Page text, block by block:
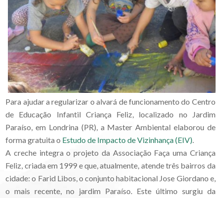
Para ajudar a regularizar o alvará de funcionamento do Centro
de Educação Infantil Criança Feliz, localizado no Jardim
Paraíso, em Londrina (PR), a Master Ambiental elaborou de
forma gratuita o Estudo de Impacto de Vizinhança (EIV)
A creche integra o projeto da Associação Faça uma Criança
Feliz, criada em 1999 e que, atualmente, atende três bairros da
cidade: o Farid Libos, o conjunto habitacional Jose Giordano e,
o mais recente, no jardim Paraíso. Este último surgiu da